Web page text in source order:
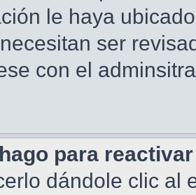
le haya
ser
con el
para
dándole clic al